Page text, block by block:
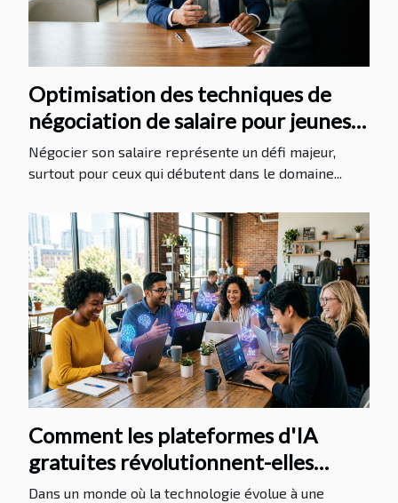
Optimisation des techniques de
négociation de salaire pour jeunes
contrôleurs
Négocier son salaire représente un défi majeur,
surtout pour ceux qui débutent dans le domaine...
Comment les plateformes d'IA
gratuites révolutionnent-elles
l'accès à la technologie ?
Dans un monde où la technologie évolue à une